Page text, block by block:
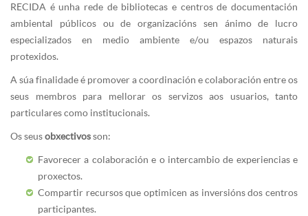
RECIDA é unha rede de bibliotecas e centros de documentación
ambiental públicos ou de organizacións sen ánimo de lucro
especializados en medio ambiente e/ou espazos naturais
protexidos.
A súa finalidade é promover a coordinación e colaboración entre os
seus membros para mellorar os servizos aos usuarios, tanto
particulares como institucionais.
Os seusobxectivosson:
Favorecer a colaboración e o intercambio de experiencias e
proxectos.
Compartir recursos que optimicen as inversións dos centros
participantes.